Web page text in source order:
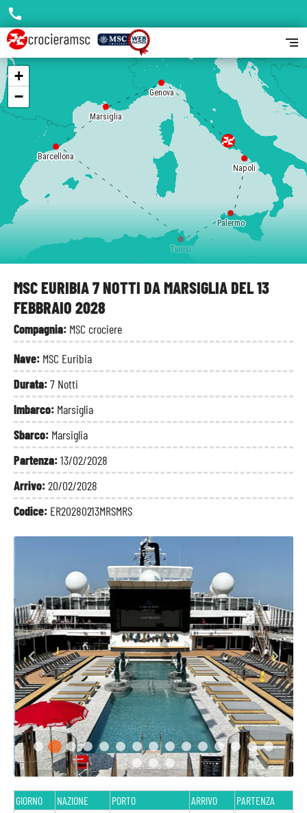
MSC EURIBIA 7 NOTTI DA MARSIGLIA DEL 13
FEBBRAIO 2028
Compagnia: MSC crociere
Nave: MSC Euribia
Durata:7 Notti
Imbarco: Marsiglia
Sbarco: Marsiglia
Partenza:13/02/2028
Arrivo:20/02/2028
Codice: ER20280213MRSMRS
GIORNO NAZIONE PORTO ARRIVO PARTENZA
Marsiglia
Genova
Napoli
Palermo
Tunisi
Barcellona
+
−
call
segment